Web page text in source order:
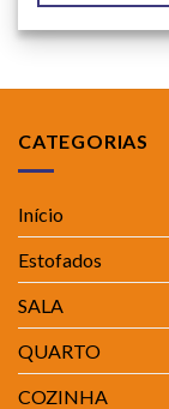
CATEGORIAS
Início
Estofados
SALA
QUARTO
COZINHA